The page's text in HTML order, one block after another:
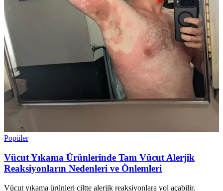
Popüler
Vücut Yıkama Ürünlerinde Tam Vücut Alerjik
Reaksiyonların Nedenleri ve Önlemleri
Vücut yıkama ürünleri ciltte alerjik reaksiyonlara yol açabilir.